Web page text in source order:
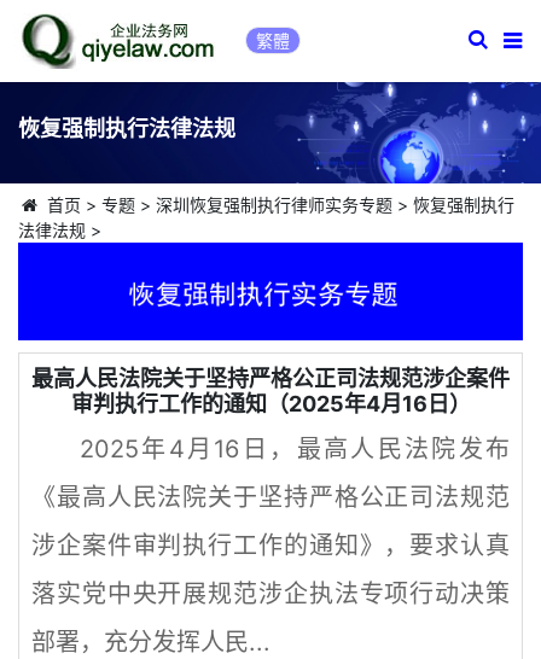
繁體
恢复强制执行法律法规
首页 > 专题> 深圳恢复强制执行律师实务专题> 恢复强制执行
法律法规 >
最高人民法院关于坚持严格公正司法规范涉企案件
审判执行工作的通知（2025年4月16日）
2025年4月16日，最高人民法院发布
《最高人民法院关于坚持严格公正司法规范
涉企案件审判执行工作的通知》，要求认真
落实党中央开展规范涉企执法专项行动决策
部署，充分发挥人民...